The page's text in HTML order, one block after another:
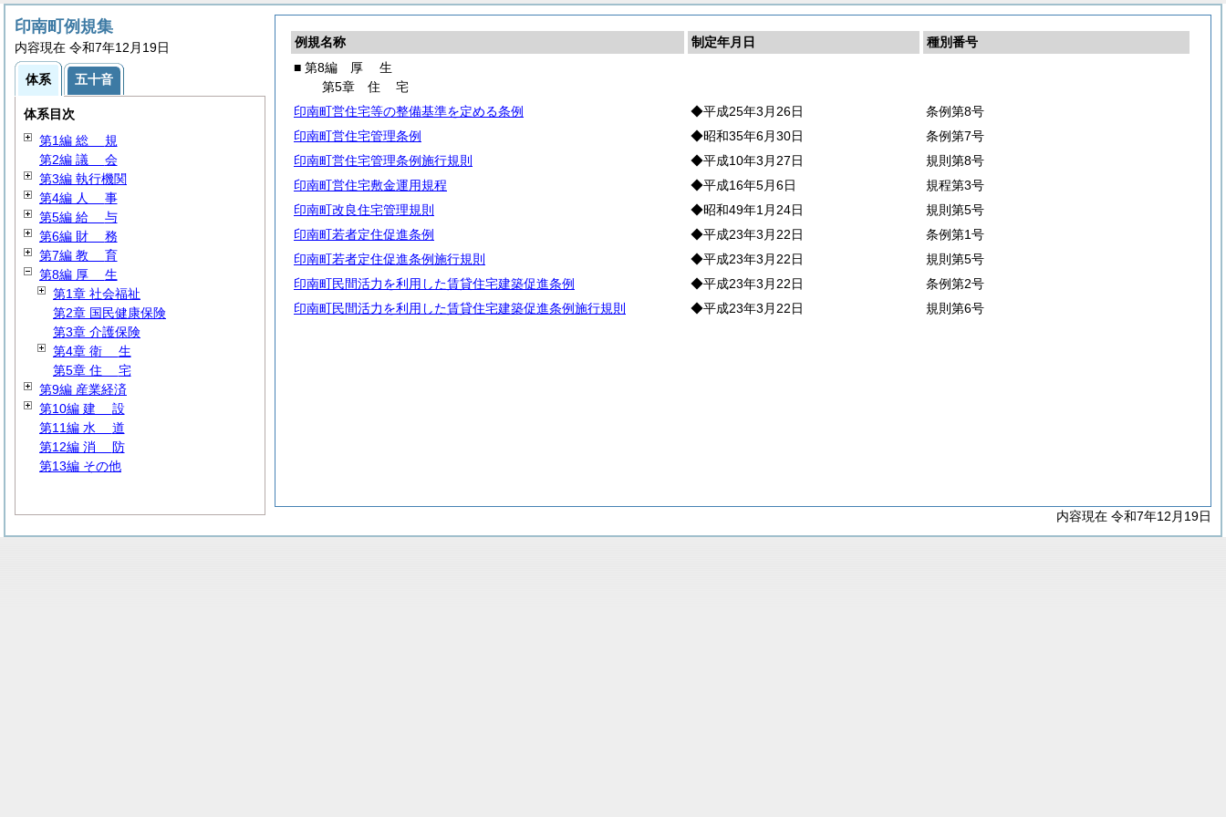
例規名称 制定年月日
種別番号
■ 第8編 厚 生
第5章 住宅
印南町営住宅等の整備基準を定める条例
◆平成25年3月26日
条例第8号
印南町営住宅管理条例
◆昭和35年6月30日
条例第7号
印南町営住宅管理条例施行規則
◆平成10年3月27日
規則第8号
印南町営住宅敷金運用規程
◆平成16年5月6日
規程第3号
印南町改良住宅管理規則
◆昭和49年1月24日
規則第5号
印南町若者定住促進条例
◆平成23年3月22日
条例第1号
印南町若者定住促進条例施行規則
◆平成23年3月22日
規則第5号
印南町民間活力を利用した賃貸住宅建築促進条例
◆平成23年3月22日
条例第2号
印南町民間活力を利用した賃貸住宅建築促進条例施行規則
◆平成23年3月22日 規則第6号
内容現在 令和7年12月19日
印南町例規集
内容現在 令和7年12月19日
体系 五十音
体系目次
第1編 総 規
第2編 議 会
第3編 執行機関
第4編 人 事
第5編 給 与
第6編 財 務
第7編 教 育
第8編 厚 生
第1章 社会福祉
第2章 国民健康保険
第3章 介護保険
第4章 衛 生
第5章 住 宅
第9編 産業経済
第10編 建 設
第11編 水 道
第12編 消 防
第13編 その他